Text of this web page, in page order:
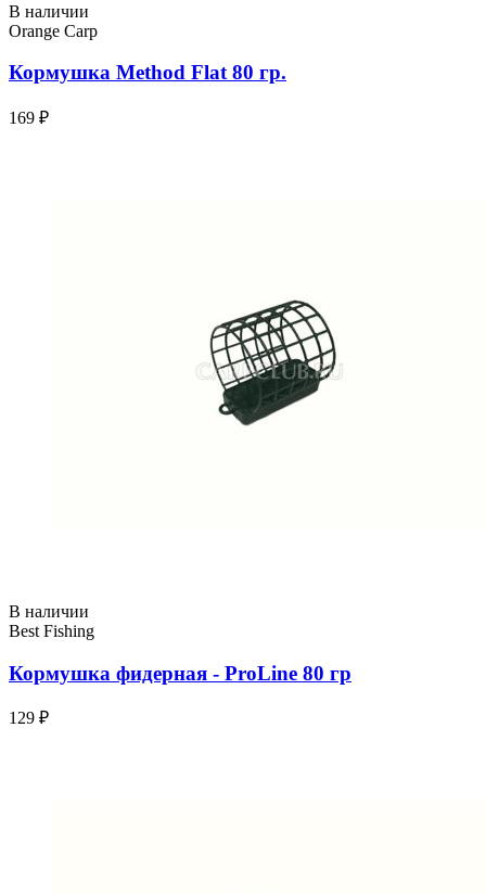
В наличии
Orange Carp
Кормушка Method Flat 80 гр.
169 ₽
В наличии
Best Fishing
Кормушка фидерная - ProLine 80 гр
129 ₽